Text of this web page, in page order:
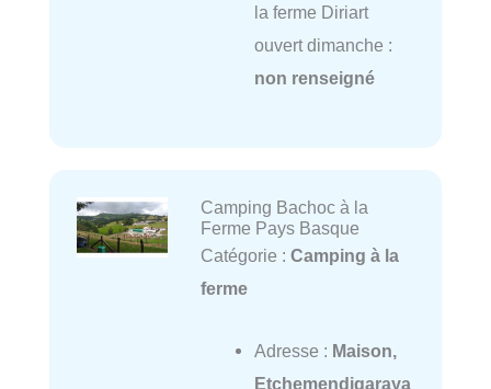
la ferme Diriart
ouvert dimanche :
non renseigné
Camping Bachoc à la
Ferme Pays Basque
Catégorie : Camping à la
ferme
Adresse : Maison,
Etchemendigaraya